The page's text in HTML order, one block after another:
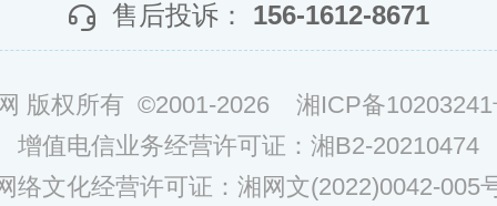
售后投诉： 156-1612-8671
版权所有 ©2001-2026 湘ICP备
增值电信业务经营许可证：湘B2-20210474
络文化经营许可证：湘网文(2022)0042-005